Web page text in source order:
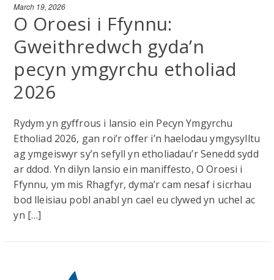
March 19, 2026
O Oroesi i Ffynnu:
Gweithredwch gyda’n
pecyn ymgyrchu etholiad
2026
Rydym yn gyffrous i lansio ein Pecyn Ymgyrchu
Etholiad 2026, gan roi’r offer i’n haelodau ymgysylltu
ag ymgeiswyr sy’n sefyll yn etholiadau’r Senedd sydd
ar ddod. Yn dilyn lansio ein maniffesto, O Oroesi i
Ffynnu, ym mis Rhagfyr, dyma’r cam nesaf i sicrhau
bod lleisiau pobl anabl yn cael eu clywed yn uchel ac
yn […]